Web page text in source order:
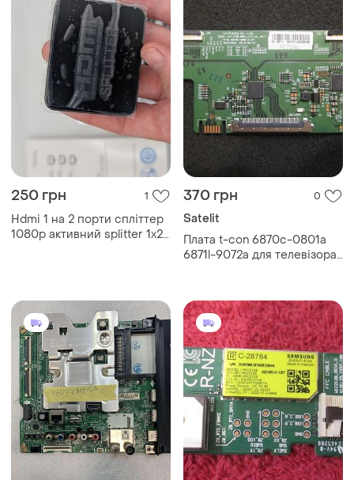
250 грн 1
Hdmi 1 на 2 порти спліттер
1080p активний splitter 1x2
370 грн 0
Satelit
Плата t-con 6870c-0801a
6871l-9072a для телевізора